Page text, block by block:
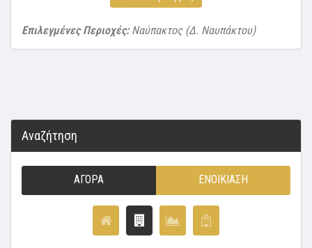
Επιλεγμένες Περιοχές:Ναύπακτος (Δ. Ναυπάκτου)
Αναζήτηση
ΑΓΟΡΆ ΕΝΟΙΚΊΑΣΗ